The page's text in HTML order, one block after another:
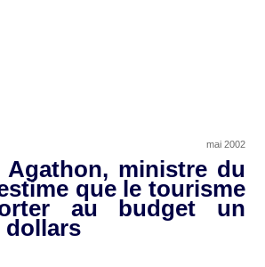
mai 2002
Agathon, ministre du
que le tourisme
au budget un
dollars